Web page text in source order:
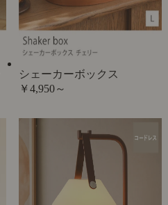
シェーカーボックス
￥4,950～